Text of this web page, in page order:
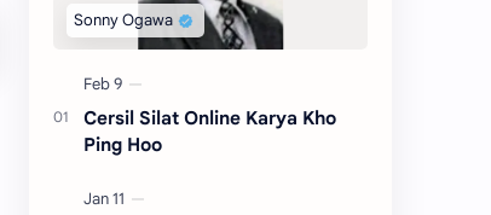
Cersil Silat Online Karya Kho
Ping Hoo